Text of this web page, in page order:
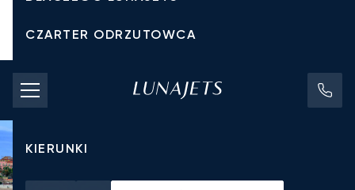
CZARTER ODRZUTOWCA
KOSZTY CZARTERU
PRYWATNE ODRZUTOWCE
KIERUNKI